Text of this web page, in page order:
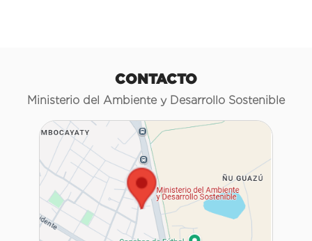
CONTACTO
Ministerio del Ambiente y Desarrollo Sostenible